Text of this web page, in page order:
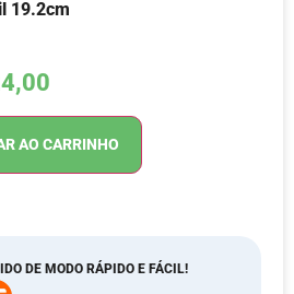
19.2cm
AO CARRINHO
DE MODO RÁPIDO E FÁCIL!